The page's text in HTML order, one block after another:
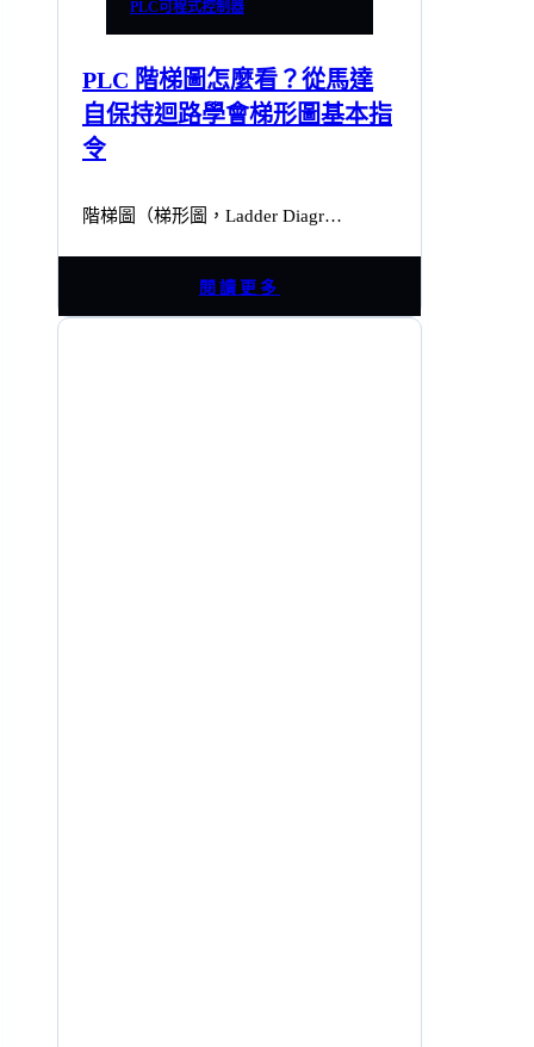
PLC可程式控制器
PLC 階梯圖怎麼看？從馬達
自保持迴路學會梯形圖基本指
令
階梯圖（梯形圖，Ladder Diagr…
閱讀更多